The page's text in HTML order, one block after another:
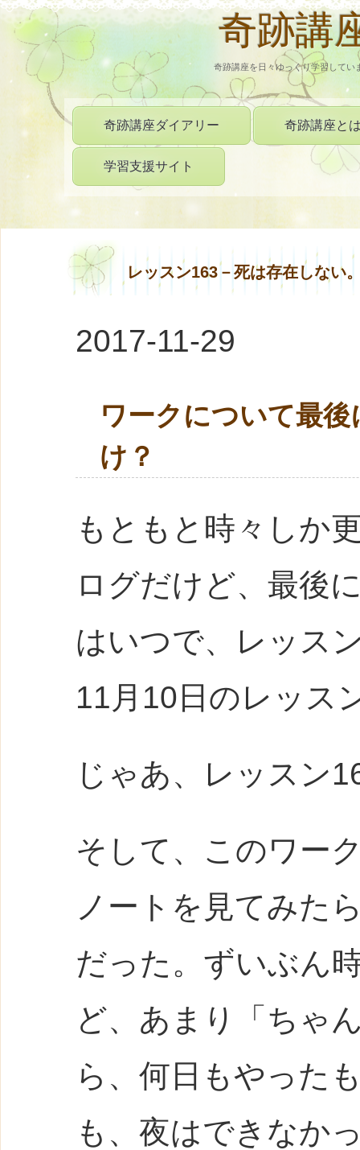
奇跡講
奇跡講座を日々ゆっくり学習してい
奇跡講座ダイアリー 奇跡講座と
学習支援サイト
レッスン163－死は存在しない
2017-11-29
ワークについて最
け？
もともと時々しか
ログだけど、最後
はいつで、レッス
11月10日のレッス
じゃあ、レッスン
そして、このワー
ノートを見てみた
だった。ずいぶん
ど、あまり「ちゃ
ら、何日もやった
も、夜はできなか